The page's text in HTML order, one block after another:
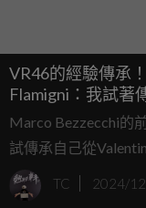
VR46的經驗傳承
Flamigni：我試著
Marco Bezzecchi的
試傳承自己從
Flamigni與Valentino
VR46車隊成立之後
TC 2024/